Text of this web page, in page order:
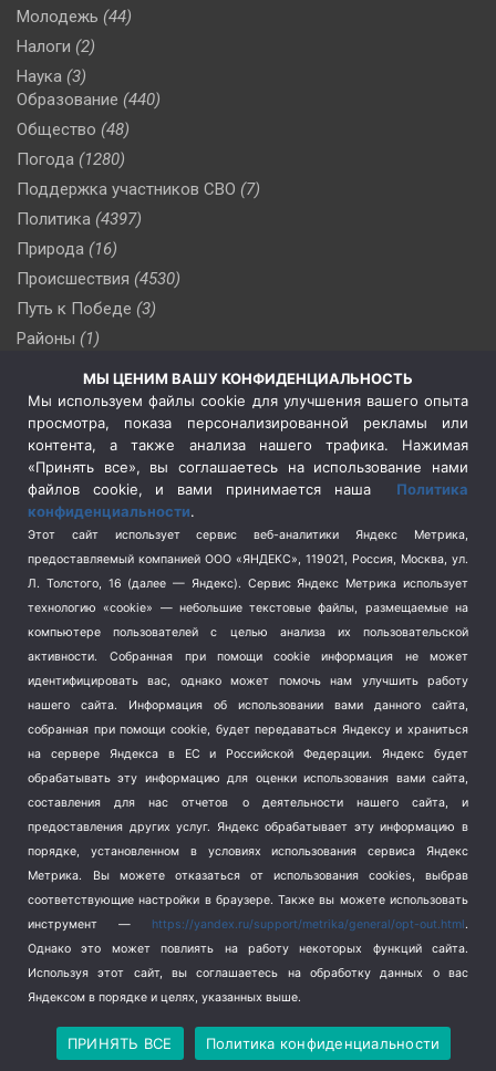
Молодежь (44)
Налоги (2)
Наука (3)
Образование (440)
Общество (48)
Погода (1280)
Поддержка участников СВО (7)
Политика (4397)
Природа (16)
Происшествия (4530)
Путь к Победе (3)
Районы (1)
(510)
Сельское хозяйство (3)
Социальная политика
(3)
Спецоперация в Украине
Спецоперация на Украине
(404)
Спорт (740)
Терроризм (1)
Транспорт (262)
Туризм (178)
Школа и спорт (2)
Экология (8)
Экономика (1172)
Политика конфиденциальности
МЫ ЦЕНИМ ВАШУ КОНФИДЕНЦИАЛЬНОСТЬ
Мы используем файлы cookie для улучшения вашего опыта
просмотра, показа персонализированной рекламы или
контента, а также анализа нашего трафика. Нажимая
«Принять все», вы соглашаетесь на использование нами
файлов cookie, и вами принимается наша Политика
конфиденциальности.
Этот сайт использует сервис веб-аналитики Яндекс Метрика,
предоставляемый компанией ООО «ЯНДЕКС», 119021, Россия, Москва, ул.
Л. Толстого, 16 (далее — Яндекс). Сервис Яндекс Метрика использует
технологию «cookie» — небольшие текстовые файлы, размещаемые на
компьютере пользователей с целью анализа их пользовательской
активности.
Собранная при помощи cookie информация не может
идентифицировать вас, однако может помочь нам улучшить работу
нашего сайта. Информация об использовании вами данного сайта,
собранная при помощи cookie, будет передаваться Яндексу и храниться
на сервере Яндекса в ЕС и Российской Федерации. Яндекс будет
обрабатывать эту информацию для оценки использования вами сайта,
составления для нас отчетов о деятельности нашего сайта, и
предоставления других услуг. Яндекс обрабатывает эту информацию в
порядке, установленном в условиях использования сервиса Яндекс
Метрика.
Вы можете отказаться от использования cookies, выбрав
соответствующие настройки в браузере. Также вы можете использовать
инструмент — https://yandex.ru/support/metrika/general/opt-out.html.
Однако это может повлиять на работу некоторых функций сайта.
Используя этот сайт, вы соглашаетесь на обработку данных о вас
Яндексом в порядке и целях, указанных выше.
ПРИНЯТЬ ВСЕ Политика конфиденциальности